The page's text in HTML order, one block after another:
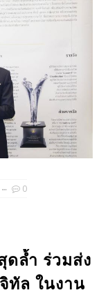
0
ล้ำ ร่วมส่ง
ทัล ในงาน